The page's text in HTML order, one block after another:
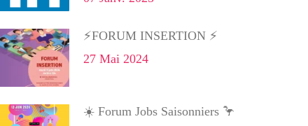
⚡FORUM INSERTION ⚡
27 Mai 2024
☀️ Forum Jobs Saisonniers 🦩